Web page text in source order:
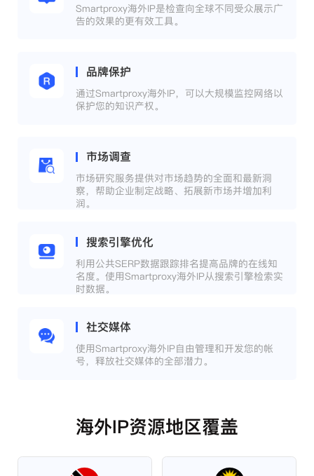
Smartproxy海外IP是检查向全球不同受众展示广
告的效果的更有效工具。
品牌保护
通过Smartproxy海外IP，可以大规模监控网络以
保护您的知识产权。
市场调查
市场研究服务提供对市场趋势的全面和最新洞
察，帮助企业制定战略、拓展新市场并增加利
润。
搜索引擎优化
利用公共SERP数据跟踪排名提高品牌的在线知
名度。使用Smartproxy海外IP从搜索引擎检索实
时数据。
社交媒体
使用Smartproxy海外IP自由管理和开发您的帐
号，释放社交媒体的全部潜力。
海外IP资源地区覆盖